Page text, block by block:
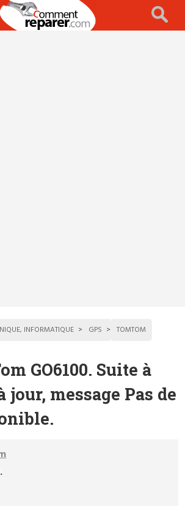
INFORMATIQUE GPS TOMTOM
GO6100. Suite à
jour, message Pas de